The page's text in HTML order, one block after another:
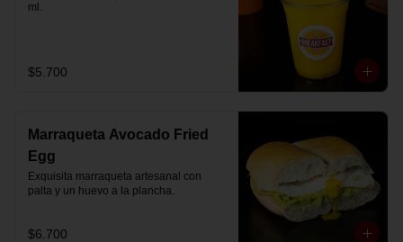
ml.
$5.700
Marraqueta Avocado Fried
Egg
Exquisita marraqueta artesanal con
palta y un huevo a la plancha.
$6.700